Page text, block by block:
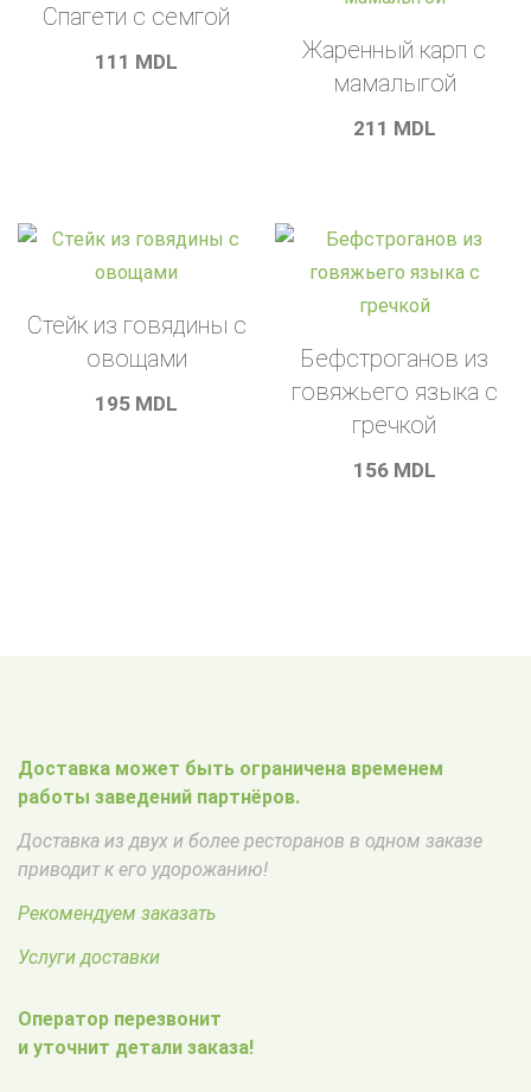
Спагети с семгой
111 MDL
Жаренный карп с
мамалыгой
211 MDL
Стейк из говядины с
овощами
195 MDL
Бефстроганов из
говяжьего языка с
гречкой
156 MDL
Доставка может быть ограничена временем
работы заведений партнёров.
Доставка из двух и более ресторанов в одном заказе
приводит к его удорожанию!
Рекомендуем заказать
Услуги доставки
Оператор перезвонит
и уточнит детали заказа!